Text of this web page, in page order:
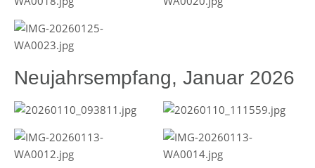
Neujahrsempfang, Januar 2026